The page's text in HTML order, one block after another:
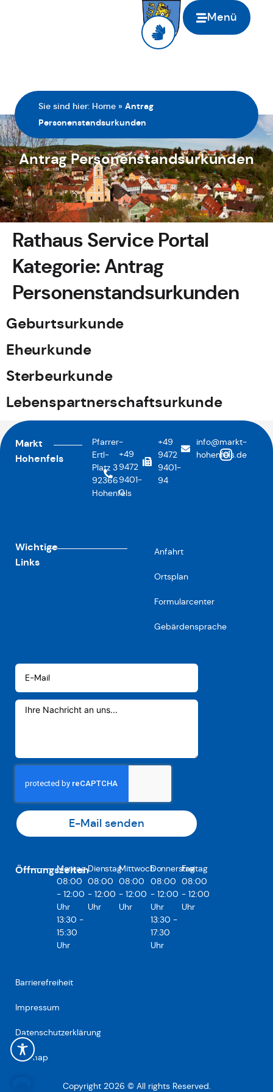
Menü
Sie sind hier: Home » Antrag
Personenstandsurkunden
Antrag Personenstandsurkunden
Rathaus Service Portal
Kategorie: Antrag
Personenstandsurkunden
Geburtsurkunde
Eheurkunde
Sterbeurkunde
Lebenspartnerschaftsurkunde
Markt
Hohenfels
Pfarrer-
Ertl-
Platz 3
92366
Hohenfels
+49
9472
9401-
0
+49
9472
9401-
94
info@markt-
hohenfels.de
Wichtige
Links
Anfahrt
Ortsplan
Formularcenter
Gebärdensprache
E-Mail senden
Öffnungszeiten
Montag
08:00
- 12:00
Uhr
13:30 -
15:30
Uhr
Dienstag
08:00
- 12:00
Uhr
Mittwoch
08:00
- 12:00
Uhr
Donnerstag
08:00
- 12:00
Uhr
13:30 -
17:30
Uhr
Freitag
08:00
- 12:00
Uhr
Barrierefreiheit
Impressum
Datenschutzerklärung
Sitemap
Copyright 2026 © All rights Reserved.